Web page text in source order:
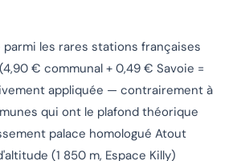
parmi les rares stations françaises
(4,90 € communal + 0,49 € Savoie =
appliquée — contrairement à
qui ont le plafond théorique
palace homologué Atout
(1 850 m, Espace Killy)